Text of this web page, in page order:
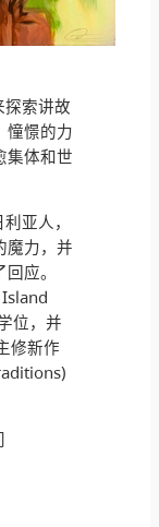
索讲故
憧憬的力
集体和世
亚人，
魔力，并
应。
位，并
修新作